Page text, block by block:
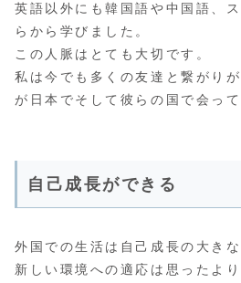
英語以外にも韓国語や中国語、
らから学びました。
この人脈はとても大切です。
私は今でも多くの友達と繋がり
が日本でそして彼らの国で会って
自己成長ができる
外国での生活は自己成長の大きな
新しい環境への適応は思ったよ